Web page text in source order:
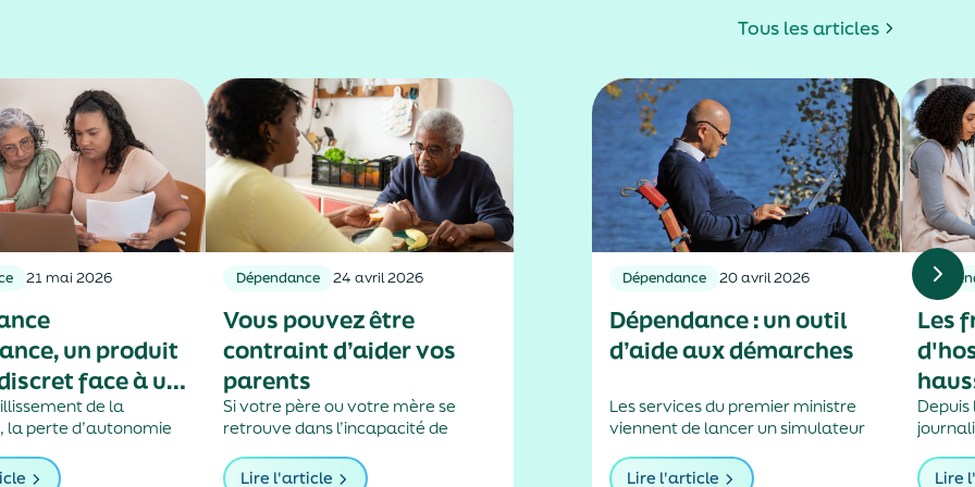
Tous les articles
21 mai 2026
un produit
face à un
de la
la perte d’autonomie
l’assurance
Dépendance 24 avril 2026
Vous pouvez être
contraint d’aider vos
parents
Si votre père ou votre mère se
retrouve dans l’incapacité de
l’obligation, en tant qu’enfant, de
Lire l'article
Dépendance 20 avril 2026
Dépendance : un outil
d’aide aux démarches
Les services du premier ministre
viennent de lancer un simulateur
médical est nécessaire dans le
Lire l'article
Les
Depuis
Lire